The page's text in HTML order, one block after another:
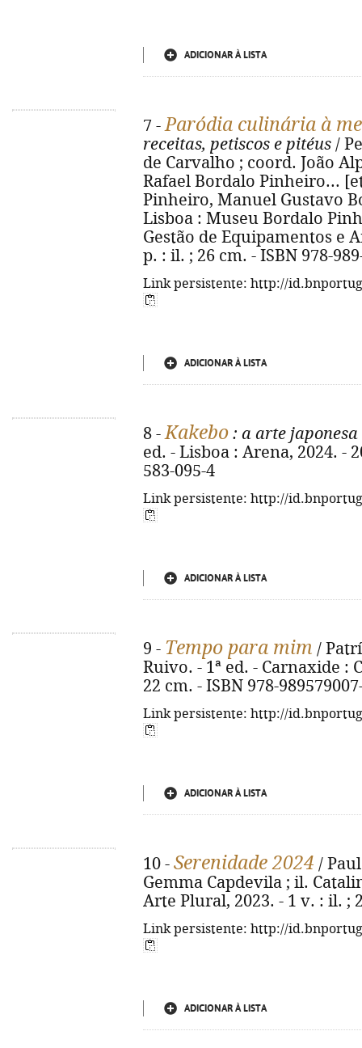
ADICIONAR À LISTA
7 -Paródia culinária à
receitas, petiscos e pitéus /
de Carvalho ; coord. João
Rafael Bordalo Pinheiro...
Pinheiro, Manuel Gustavo
Lisboa : Museu Bordalo
Gestão de Equipamentos e
p. : il. ; 26 cm. - ISBN 978-
Link persistente: http://
ADICIONAR À LISTA
8 -Kakebo : a arte
ed. - Lisboa : Arena, 2024. -
583-095-4
Link persistente: http://
ADICIONAR À LISTA
9 - Tempo para mim /
Ruivo. - 1ª ed. - Carnaxide :
22 cm. - ISBN 978-
Link persistente: http://
ADICIONAR À LISTA
10 - Serenidade 2024 /
Gemma Capdevila ; il.
Arte Plural, 2023. - 1 v. : il. ;
Link persistente: http://
ADICIONAR À LISTA